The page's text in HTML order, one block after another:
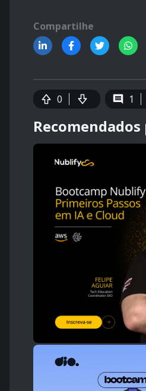
Compartilhe
0 1
Recomendados